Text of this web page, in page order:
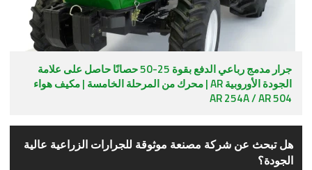
جرار مدمج رباعي الدفع بقوة 25-50 حصانًا حاصل على علامة
الجودة الأوروبية AR | محرك من المرحلة الخامسة | مكيف هواء
AR 254A / AR 504
هل تبحث عن شركة مصنعة موثوقة للجرارات الزراعية عالية
الجودة؟